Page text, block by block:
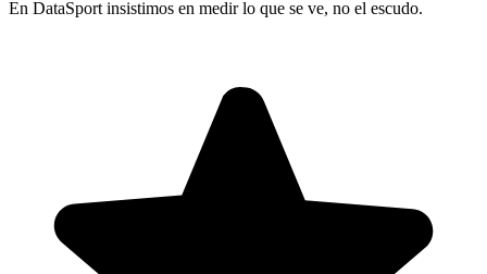
En DataSport insistimos en medir lo que se ve, no el escudo.